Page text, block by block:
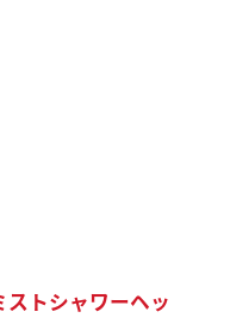
トシャワーヘッ